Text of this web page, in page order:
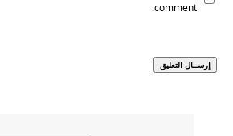
comment.